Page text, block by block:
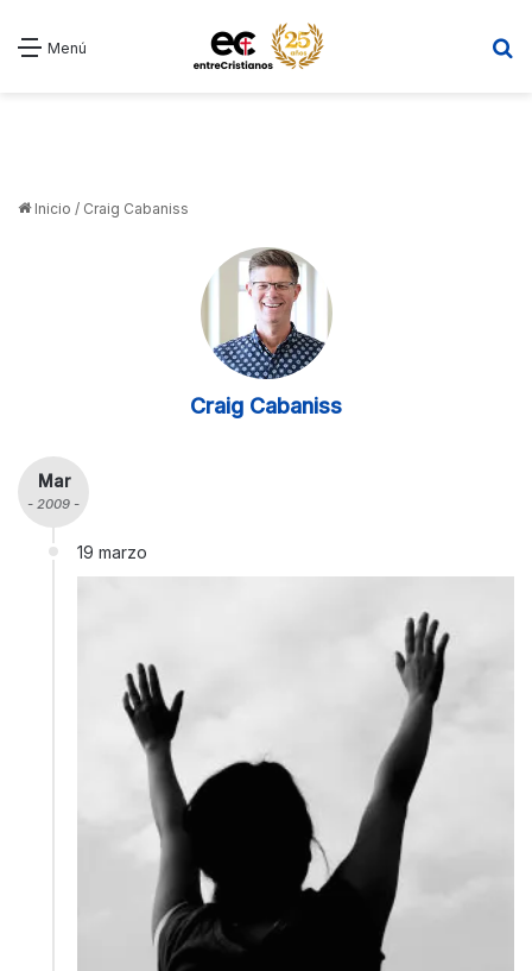
Menú
Inicio / Craig Cabaniss
Craig Cabaniss
Mar
- 2009 -
19 marzo